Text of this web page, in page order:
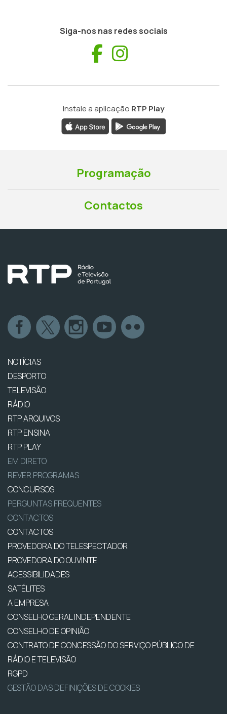
Siga-nos nas redes sociais
Facebook
Instale a aplicação RTP Play
Programação
Contactos
NOTÍCIAS
DESPORTO
TELEVISÃO
RÁDIO
RTP ARQUIVOS
RTP ENSINA
RTP PLAY
EM DIRETO
REVER PROGRAMAS
CONCURSOS
PERGUNTAS FREQUENTES
CONTACTOS
CONTACTOS
PROVEDORA DO TELESPECTADOR
PROVEDORA DO OUVINTE
ACESSIBILIDADES
SATÉLITES
A EMPRESA
CONSELHO GERAL INDEPENDENTE
CONSELHO DE OPINIÃO
CONTRATO DE CONCESSÃO DO SERVIÇO PÚBLICO DE
RÁDIO E TELEVISÃO
RGPD
GESTÃO DAS DEFINIÇÕES DE COOKIES